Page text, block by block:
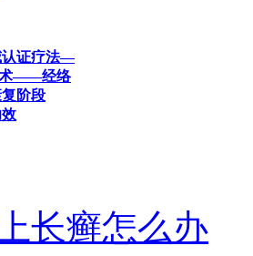
认证疗法—
术——经络
阶段
长癣怎么办